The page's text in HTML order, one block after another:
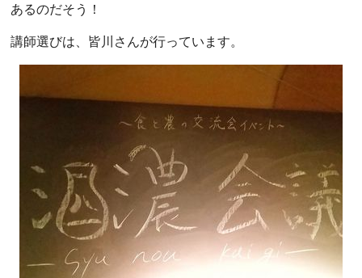
あるのだそう！
講師選びは、皆川さんが行っています。